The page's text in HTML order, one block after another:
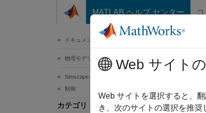
コンテンツへスキップ
MATLAB ヘルプ センター
ドキュメンテーションのホーム
物理モデリング
Simscape Electrical
制御
カテゴリ
Web サイト
Web サイトを選択すると、
き、次のサイトの選択を推奨